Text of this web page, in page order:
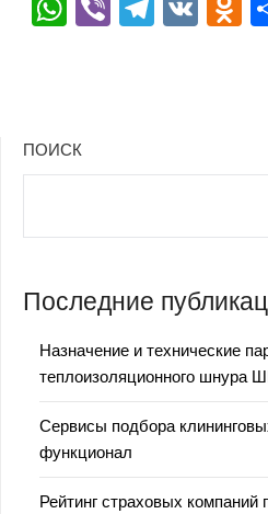
ПОИСК
Последние
Назначение и технические
теплоизоляционного шнура
Сервисы подбора
функционал
Рейтинг страховых